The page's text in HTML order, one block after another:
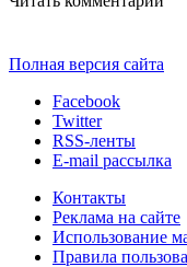
Полная версия сайта
Facebook
Twitter
RSS-ленты
E-mail рассылка
Контакты
Реклама на сайте
Использование
Правила